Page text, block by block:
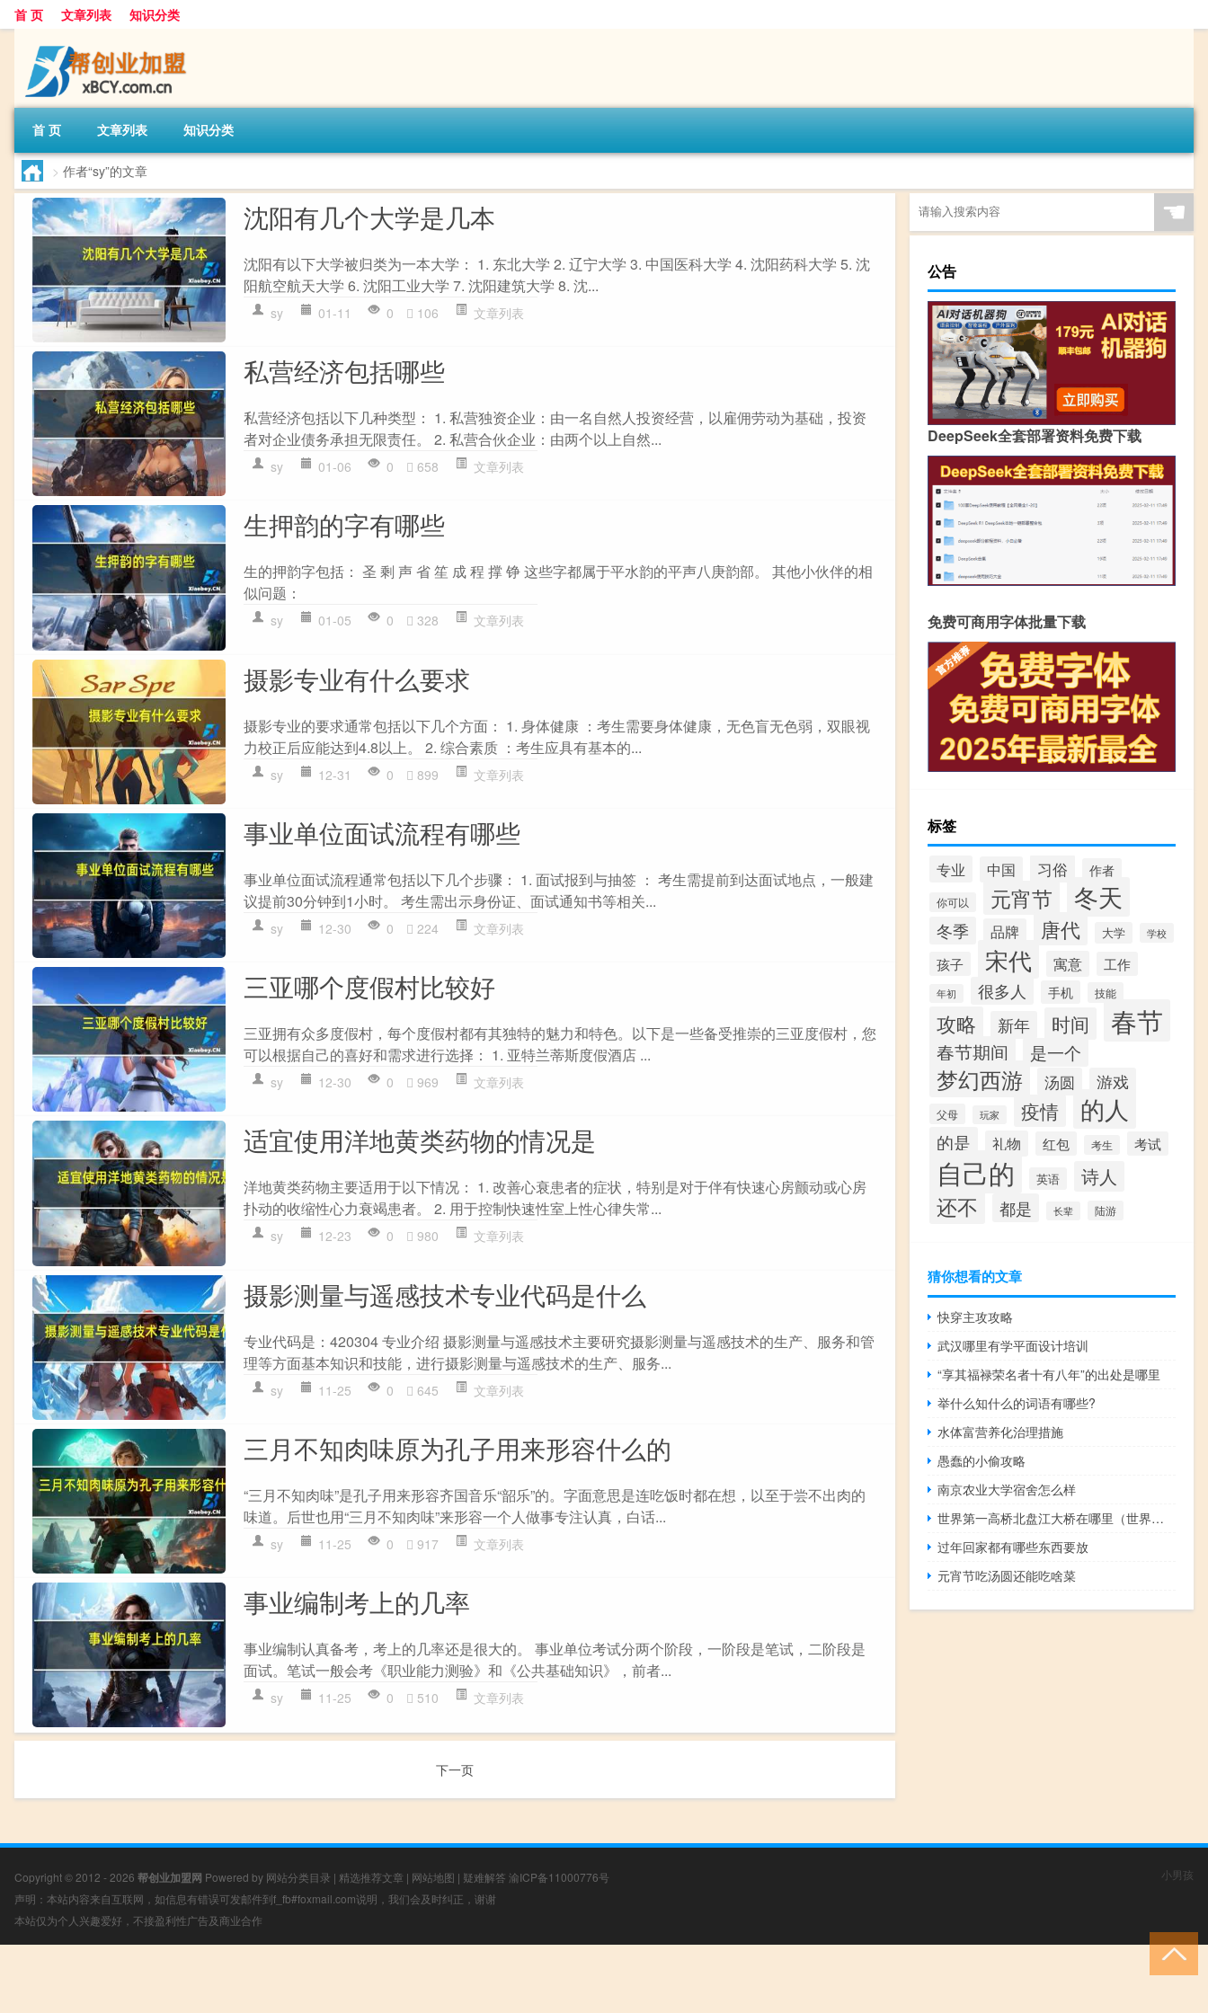
首 页 文章列表 知识分类
首 页 文章列表 知识分类
> 作者“sy”的文章
沈阳有几个大学是几本
沈阳有以下大学被归类为一本大学： 1. 东北大学 2. 辽宁大学 3. 中国医科大学 4. 沈阳药科大学 5. 沈
阳航空航天大学 6. 沈阳工业大学 7. 沈阳建筑大学 8. 沈...
sy 01-11 0 106 文章列表
私营经济包括哪些
私营经济包括以下几种类型： 1. 私营独资企业：由一名自然人投资经营，以雇佣劳动为基础，投资
者对企业债务承担无限责任。 2. 私营合伙企业：由两个以上自然...
sy 01-06 0 658 文章列表
生押韵的字有哪些
生的押韵字包括： 圣 剩 声 省 笙 成 程 撑 铮 这些字都属于平水韵的平声八庚韵部。 其他小伙伴的相
似问题：
sy 01-05 0 328 文章列表
摄影专业有什么要求
摄影专业的要求通常包括以下几个方面： 1. 身体健康 ：考生需要身体健康，无色盲无色弱，双眼视
力校正后应能达到4.8以上。 2. 综合素质 ：考生应具有基本的...
sy 12-31 0 899 文章列表
事业单位面试流程有哪些
事业单位面试流程通常包括以下几个步骤： 1. 面试报到与抽签 ： 考生需提前到达面试地点，一般建
议提前30分钟到1小时。 考生需出示身份证、面试通知书等相关...
sy 12-30 0 224 文章列表
三亚哪个度假村比较好
三亚拥有众多度假村，每个度假村都有其独特的魅力和特色。以下是一些备受推崇的三亚度假村，您
可以根据自己的喜好和需求进行选择： 1. 亚特兰蒂斯度假酒店 ...
sy 12-30 0 969 文章列表
适宜使用洋地黄类药物的情况是
洋地黄类药物主要适用于以下情况： 1. 改善心衰患者的症状，特别是对于伴有快速心房颤动或心房
扑动的收缩性心力衰竭患者。 2. 用于控制快速性室上性心律失常...
sy 12-23 0 980 文章列表
摄影测量与遥感技术专业代码是什么
专业代码是：420304 专业介绍 摄影测量与遥感技术主要研究摄影测量与遥感技术的生产、服务和管
理等方面基本知识和技能，进行摄影测量与遥感技术的生产、服务...
sy 11-25 0 645 文章列表
三月不知肉味原为孔子用来形容什么的
“三月不知肉味”是孔子用来形容齐国音乐“韶乐”的。字面意思是连吃饭时都在想，以至于尝不出肉的
味道。后世也用“三月不知肉味”来形容一个人做事专注认真，白话...
sy 11-25 0 917 文章列表
事业编制考上的几率
事业编制认真备考，考上的几率还是很大的。 事业单位考试分两个阶段，一阶段是笔试，二阶段是
面试。笔试一般会考《职业能力测验》和《公共基础知识》，前者...
sy 11-25 0 510 文章列表
下一页
☚
公告
DeepSeek全套部署资料免费下载
免费可商用字体批量下载
标签
专业 中国 习俗 作者
你可以 元宵节 冬天
冬季 品牌 唐代 大学 学校
孩子 宋代 寓意 工作
年初 很多人 手机 技能
攻略 新年 时间 春节
春节期间 是一个
梦幻西游 汤圆 游戏
父母 玩家 疫情 的人
的是 礼物 红包 考生 考试
自己的 英语 诗人
还不 都是 长辈 陆游
猜你想看的文章
快穿主攻攻略
武汉哪里有学平面设计培训
“享其福禄荣名者十有八年”的出处是哪里
举什么知什么的词语有哪些?
水体富营养化治理措施
愚蠢的小偷攻略
南京农业大学宿舍怎么样
世界第一高桥北盘江大桥在哪里（世界第一高桥北盘江大桥简介）
过年回家都有哪些东西要放
元宵节吃汤圆还能吃啥菜
Copyright © 2012 - 2026 帮创业加盟网 Powered by 网站分类目录 | 精选推荐文章 | 网站地图 | 疑难解答 渝ICP备11000776号
声明：本站内容来自互联网，如信息有错误可发邮件到f_fb#foxmail.com说明，我们会及时纠正，谢谢
本站仅为个人兴趣爱好，不接盈利性广告及商业合作
小男孩